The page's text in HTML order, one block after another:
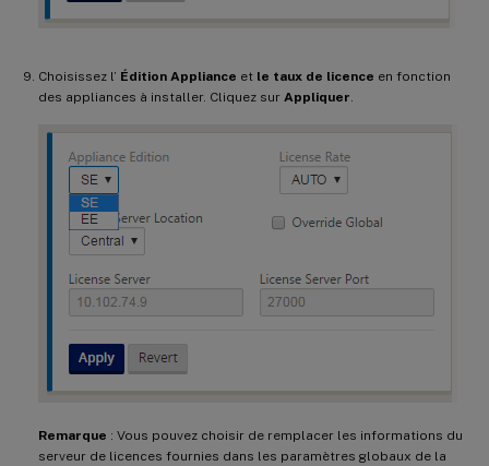
Choisissez l’ Édition Appliance et le taux de licence en fonction
des appliances à installer. Cliquez sur Appliquer.
Remarque : Vous pouvez choisir de remplacer les informations du
serveur de licences fournies dans les paramètres globaux de la